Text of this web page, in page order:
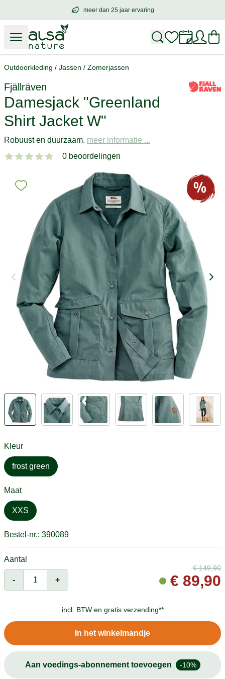
meer dan 25 jaar ervaring
meer dan25 jaar ervaring
Outdoorkleding / Jassen / Zomerjassen
Fjällräven
Damesjack "Greenland
Shirt Jacket W"
Robuust en duurzaam. meer informatie ...
0 beoordelingen
Kleur
frost green
Maat
XXS
Bestel-nr.: 390089
Aantal
- +
€149,90
€ 89,90
incl. BTW en gratis verzending**
In het winkelmandje
Aan voedings-abonnement toevoegen -10%